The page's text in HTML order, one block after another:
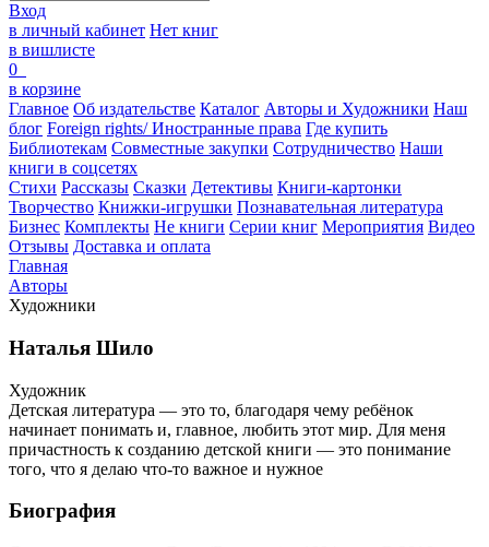
Вход
в личный кабинет Нет книг
в вишлисте
0
в корзине
Главное Об издательстве Каталог Авторы и Художники Наш
блог Foreign rights/ Иностранные права Где купить
Библиотекам Совместные закупки Сотрудничество Наши
книги в соцсетях
Стихи Рассказы Сказки Детективы Книги-картонки
Творчество Книжки-игрушки Познавательная литература
Бизнес Комплекты Не книги Серии книг Мероприятия Видео
Отзывы Доставка и оплата
Главная
Авторы
Художники
Наталья Шило
Художник
Детская литература — это то, благодаря чему ребёнок
начинает понимать и, главное, любить этот мир. Для меня
причастность к созданию детской книги — это понимание
того, что я делаю что-то важное и нужное
Биография